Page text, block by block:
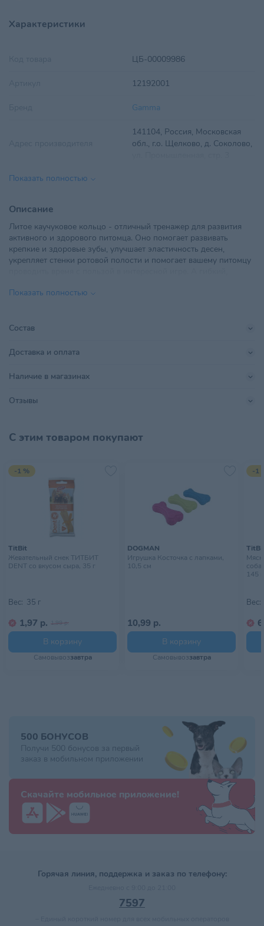
Характеристики
ЦБ-00009986
12192001
Gamma
141104, Россия, Московская
обл., г.о. Щелково, д. Соколово,
Возраст питомца
Импортер в РБ
18
Материал Резина, винил, латекс
Производитель
Страна происхождения
Тип питомца
Показать полностью
Описание
Литое каучуковое кольцо - отличный тренажер для развития
активного и здорового питомца. Оно помогает развивать
крепкие и здоровые зубы, улучшает эластичность десен,
укрепляет стенки ротовой полости и помогает вашему питомцу
свойствам, абсолютно безопасен для питомца и не вызывает
бирюзовый, серый, салатовый.
Показать полностью
Состав
Доставка и оплата
Наличие в магазинах
Отзывы
С этим товаром покупают
-1 %
TitBit
Жевательный снек ТИТБИТ
DENT со вкусом сыра, 35 г
Вес: 35 г
1,97 р. 1,99 р.
В корзину
Самовывоззавтра
DOGMAN
Игрушка Косточка с лапками,
10,5 см
10,99 р.
В корзину
Самовывоззавтра
-1
145 г
Вес:
500 БОНУСОВ
Получи 500 бонусов за первый
заказ в мобильном приложении
Скачайте мобильное приложение!
Горячая линия, поддержка и заказ по телефону:
7597